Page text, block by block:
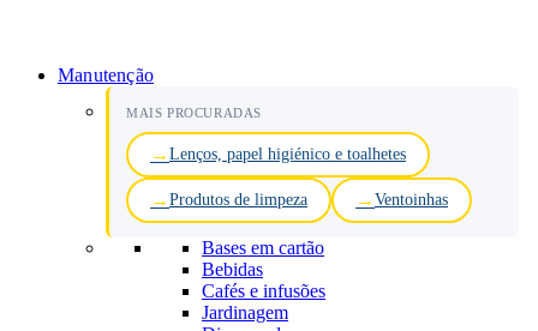
Manutenção
MAIS PROCURADAS
Lenços, papel higiénico e toalhetes
Produtos de limpeza Ventoinhas
Bases em cartão
Bebidas
Cafés e infusões
Jardinagem